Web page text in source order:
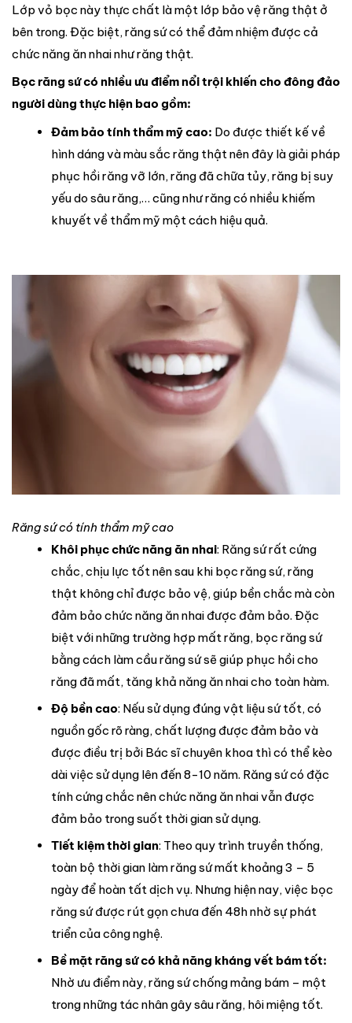
Lớp vỏ bọc này thực chất là một lớp bảo vệ răng thật ở
bên trong. Đặc biệt, răng sứ có thể đảm nhiệm được cả
chức năng ăn nhai như răng thật.
Bọc răng sứ có nhiều ưu điểm nổi trội khiến cho đông đảo
người dùng thực hiện bao gồm:
Đảm bảo tính thẩm mỹ cao: Do được thiết kế về
hình dáng và màu sắc răng thật nên đây là giải pháp
phục hồi răng vỡ lớn, răng đã chữa tủy, răng bị suy
yếu do sâu răng,… cũng như răng có nhiều khiếm
khuyết về thẩm mỹ một cách hiệu quả.
Răng sứ có tính thẩm mỹ cao
Khôi phục chức năng ăn nhai: Răng sứ rất cứng
chắc, chịu lực tốt nên sau khi bọc răng sứ, răng
thật không chỉ được bảo vệ, giúp bền chắc mà còn
đảm bảo chức năng ăn nhai được đảm bảo. Đặc
biệt với những trường hợp mất răng, bọc răng sứ
bằng cách làm cầu răng sứ sẽ giúp phục hồi cho
răng đã mất, tăng khả năng ăn nhai cho toàn hàm.
Độ bền cao: Nếu sử dụng đúng vật liệu sứ tốt, có
nguồn gốc rõ ràng, chất lượng được đảm bảo và
được điều trị bởi Bác sĩ chuyên khoa thì có thể kèo
dài việc sử dụng lên đến 8-10 năm. Răng sứ có đặc
tính cứng chắc nên chức năng ăn nhai vẫn được
đảm bảo trong suốt thời gian sử dụng.
Tiết kiệm thời gian: Theo quy trình truyền thống,
toàn bộ thời gian làm răng sứ mất khoảng 3 – 5
ngày để hoàn tất dịch vụ. Nhưng hiện nay, việc bọc
răng sứ được rút gọn chưa đến 48h nhờ sự phát
triển của công nghệ.
Bề mặt răng sứ có khả năng kháng vết bám tốt:
Nhờ ưu điểm này, răng sứ chống mảng bám – một
trong những tác nhân gây sâu răng, hôi miệng tốt.